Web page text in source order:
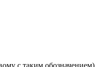
с таким обозначением)